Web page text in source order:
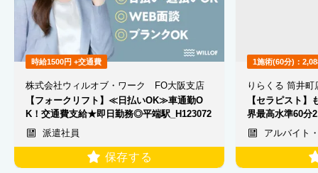
株式会社ウィルオブ・ワーク FO大阪支店
【フォークリフト】≪日払いOK≫車通勤O
K！交通費支給★即日勤務◎平端駅_H123072
派遣社員
時給1500円 +交通費
保存する
りらくる 筒井町
【セラピスト
界最高水準60分
アルバイト
1施術(60分)：